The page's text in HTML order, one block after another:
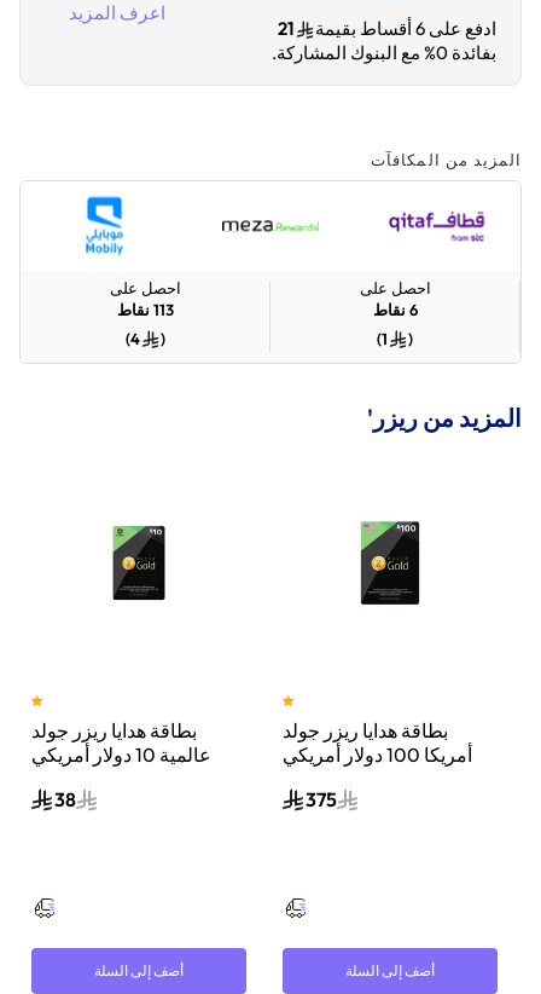
ادفع على 6 أقساط بقيمة
21
بفائدة 0% مع البنوك المشاركة.
اعرف المزيد
المزيد من المكافآت
احصل على
6 نقاط
(
1
)
احصل على
113 نقاط
(
4
)
المزيد من ريزر'
بطاقة هدايا ريزر جولد
عالمية 10 دولار أمريكي
الإلكتروني والرسائل أسود
38
أضف إلى السلة
بطاقة هدايا ريزر جولد
أمريكا 100 دولار أمريكي
الإلكتروني والرسائل أسود
375
أضف إلى السلة